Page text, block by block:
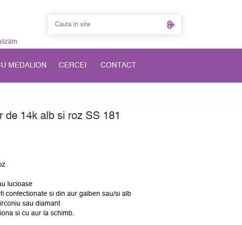
MEDALION CERCEI CONTACT
de 14k alb si roz SS 181
lucioase
confectionate si din aur galben sau/si alb
sau diamant
si cu aur la schimb.